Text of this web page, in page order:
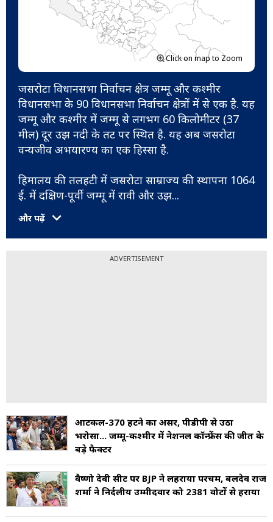
Click on map to Zoom
जसरोटा विधानसभा निर्वाचन क्षेत्र जम्मू और कश्मीर
विधानसभा के 90 विधानसभा निर्वाचन क्षेत्रों में से एक है. यह
जम्मू और कश्मीर में जम्मू से लगभग 60 किलोमीटर (37
मील) दूर उझ नदी के तट पर स्थित है. यह अब जसरोटा
वन्यजीव अभयारण्य का एक हिस्सा है.
हिमालय की तलहटी में जसरोटा साम्राज्य की स्थापना 1064
ई. में दक्षिण-पूर्वी जम्मू में रावी और उझ...
और पढ़ें
ADVERTISEMENT
आर्टिकल-370 हटने का असर, पीडीपी से उठा
भरोसा... जम्मू-कश्मीर में नेशनल कॉन्फ्रेंस की जीत के
बड़े फैक्टर
वैष्णो देवी सीट पर BJP ने लहराया परचम, बलदेव राज
शर्मा ने निर्दलीय उम्मीदवार को 2381 वोटों से हराया